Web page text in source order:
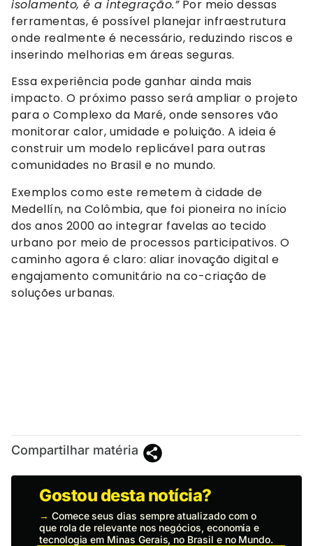
isolamento, é a integração.”Por meio dessas
ferramentas, é possível planejar infraestrutura
onde realmente é necessário, reduzindo riscos e
inserindo melhorias em áreas seguras.
Essa experiência pode ganhar ainda mais
impacto. O próximo passo será ampliar o projeto
para o Complexo da Maré, onde sensores vão
monitorar calor, umidade e poluição. A ideia é
construir um modelo replicável para outras
comunidades no Brasil e no mundo.
Exemplos como este remetem à cidade de
Medellín, na Colômbia, que foi pioneira no início
dos anos 2000 ao integrar favelas ao tecido
urbano por meio de processos participativos. O
caminho agora é claro: aliar inovação digital e
engajamento comunitário na co-criação de
soluções urbanas.
Compartilhar matéria
Gostou desta notícia?
→ Comece seus dias sempre atualizado com o
que rola de relevante nos negócios, economia e
tecnologia em Minas Gerais, no Brasil e no Mundo.